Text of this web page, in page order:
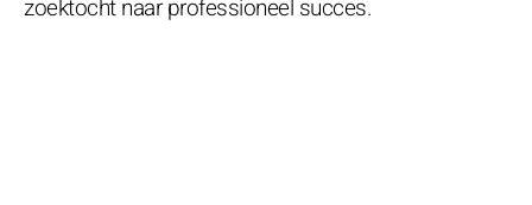
zoektocht naar professioneel succes.